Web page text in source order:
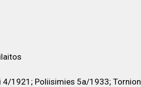
1921; Poliisimies 5a/1933; Tornion